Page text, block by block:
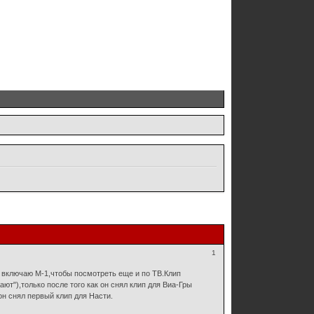
1
включаю М-1,чтобы посмотреть еще и по ТВ.Клип
после того как он снял клип для Виа-Гры
снял первый клип для Насти.